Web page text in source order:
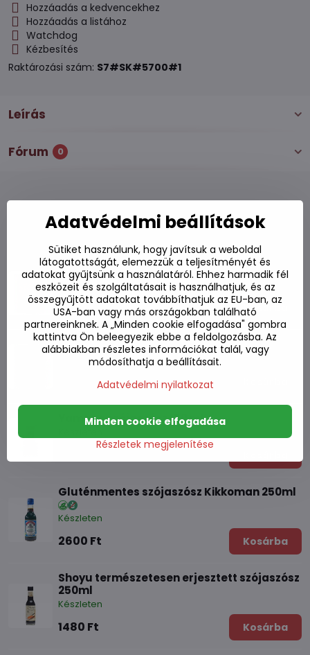
Hozzáadás a kedvencekhez
Hozzáadás a listához
Watchdog
Kézbesítés
Raktározási szám: S7#SK#5700#1
Leírás
Fórum 0
Alternatív termékek
Paste enyhe indonéz Mee Goreng AHG 50g
Készleten
800 Ft Kosárba
BBQ Thai stílusú szósz LOBO 50g
Készleten
Yamasa szójaszósz 150 ml
Gluténmentes szójaszósz Kikkoman 250ml
Készleten
2600 Ft Kosárba
Shoyu természetesen erjesztett szójaszósz
250ml
Készleten
1480 Ft Kosárba
Adatvédelmi beállítások
Sütiket használunk, hogy javítsuk a weboldal
látogatottságát, elemezzük a teljesítményét és
adatokat gyűjtsünk a használatáról. Ehhez harmadik fél
eszközeit és szolgáltatásait is használhatjuk, és az
összegyűjtött adatokat továbbíthatjuk az EU-ban, az
USA-ban vagy más országokban található
partnereinknek. A „Minden cookie elfogadása" gombra
kattintva Ön beleegyezik ebbe a feldolgozásba. Az
alábbiakban részletes információkat talál, vagy
módosíthatja a beállításait.
Adatvédelmi nyilatkozat
Részletek megjelenítése
Minden cookie elfogadása